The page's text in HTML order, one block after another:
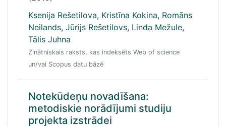
Ksenija Rešetilova, Kristīna Kokina, Romāns
Neilands, Jūrijs Rešetilovs, Linda Mežule,
Tālis Juhna
Zinātniskais raksts, kas indeksēts Web of science
un/vai Scopus datu bāzē
Notekūdeņu novadīšana:
metodiskie norādījumi studiju
projekta izstrādei